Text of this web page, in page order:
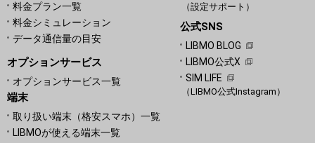
料金プラン一覧
料金シミュレーション
データ通信量の目安
オプションサービス
オプションサービス一覧
端末
取り扱い端末（格安スマホ）一覧
LIBMOが使える端末一覧
（設定サポート）
公式SNS
LIBMO BLOG
LIBMO公式X
SIM LIFE
（LIBMO公式Instagram）